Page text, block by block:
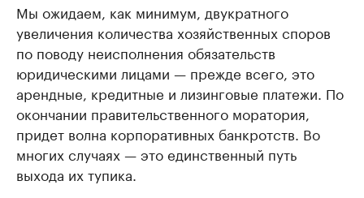
Мы ожидаем, как минимум, двукратного
увеличения количества хозяйственных споров
по поводу неисполнения обязательств
юридическими лицами — прежде всего, это
арендные, кредитные и лизинговые платежи. По
окончании правительственного моратория,
придет волна корпоративных банкротств. Во
многих случаях — это единственный путь
выхода их тупика.